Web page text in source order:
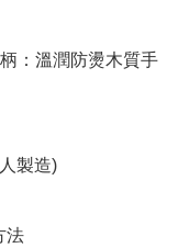
：溫潤防燙木質手
製造)
法